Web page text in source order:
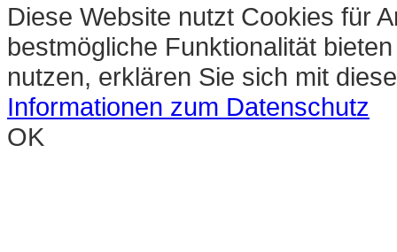
Diese Website nutzt Cookies für
bestmögliche Funktionalität
nutzen, erklären Sie sich mit
Informationen zum Datenschutz
OK